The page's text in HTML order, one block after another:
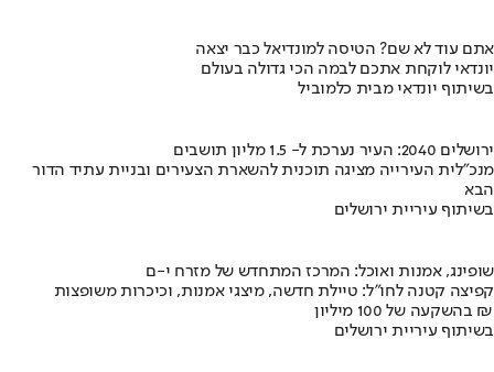
אתם עוד לא שם? הטיסה למונדיאל כבר יצאה
יונדאי לוקחת אתכם לבמה הכי גדולה בעולם
בשיתוף יונדאי מבית כלמוביל
ירושלים 2040: העיר נערכת ל- 1.5 מליון תושבים
מנכ"לית העירייה מציגה תוכנית להשארת הצעירים ובניית עתיד הדור
הבא
בשיתוף עיריית ירושלים
שופינג, אמנות ואוכל: המרכז המתחדש של מזרח י-ם
קפיצה קטנה לחו"ל: טיילת חדשה, מיצגי אמנות, וכיכרות משופצות
בהשקעה של 100 מיליון ₪
בשיתוף עיריית ירושלים